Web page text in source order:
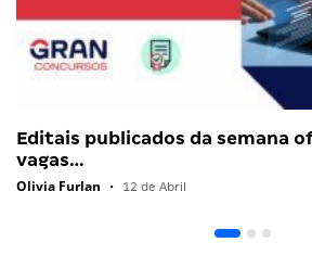
Editais publicados da semana
vagas…
Olivia Furlan • 12 de Abril